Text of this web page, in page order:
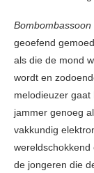
Bombombassoon
geoefend
als die de mond
wordt en
melodieuzer
jammer genoeg
vakkundig
de jongeren die